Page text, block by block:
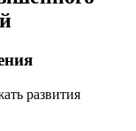
развития